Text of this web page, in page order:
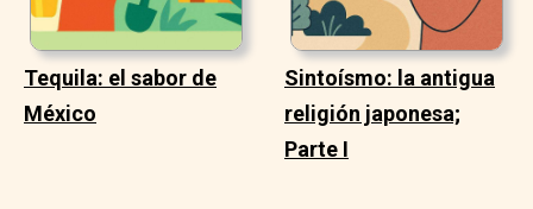
Tequila: el sabor de
México
Sintoísmo: la antigua
religión japonesa;
Parte I